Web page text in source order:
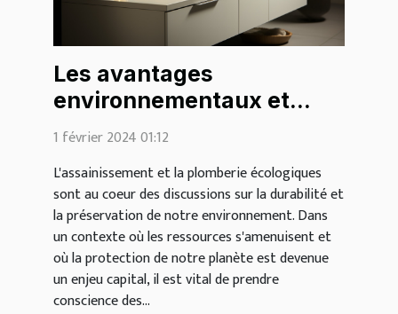
Les avantages
environnementaux et
économiques de
plomberie écologiques
1 février 2024 01:12
L'assainissement et la plomberie écologiques
sont au coeur des discussions sur la durabilité et
la préservation de notre environnement. Dans
un contexte où les ressources s'amenuisent et
où la protection de notre planète est devenue
un enjeu capital, il est vital de prendre
conscience des...